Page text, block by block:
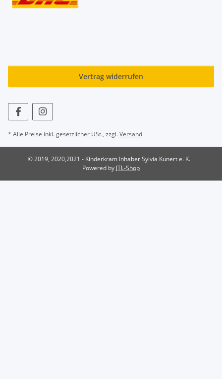
Vertrag widerrufen
* Alle Preise inkl. gesetzlicher USt., zzgl.Versand
© 2019, 2020,2021 - Kinderkram Inhaber Sylvia Kunert e. K.
Powered by JTL-Shop